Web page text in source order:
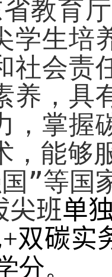
省教育
学生培
社会责
养，具
，掌握
，能够
”等国
尖班单
+双碳实
分。